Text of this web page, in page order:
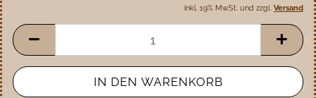
inkl. 19% MwSt. und zzgl. Versand